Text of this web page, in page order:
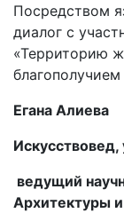
Посредством
диалог с
«Территорию
Егана Алиева
ведущий
Архитектуры